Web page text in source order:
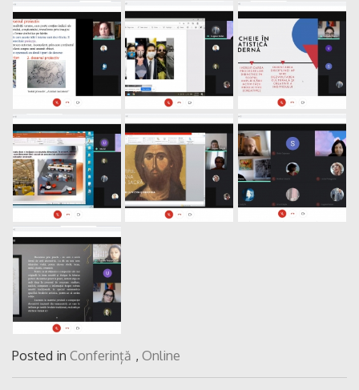
Posted in Conferință , Online